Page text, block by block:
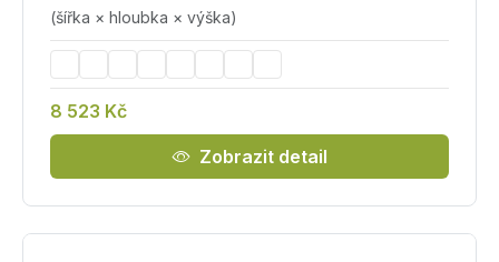
(šířka × hloubka × výška)
8 523 Kč
Zobrazit detail